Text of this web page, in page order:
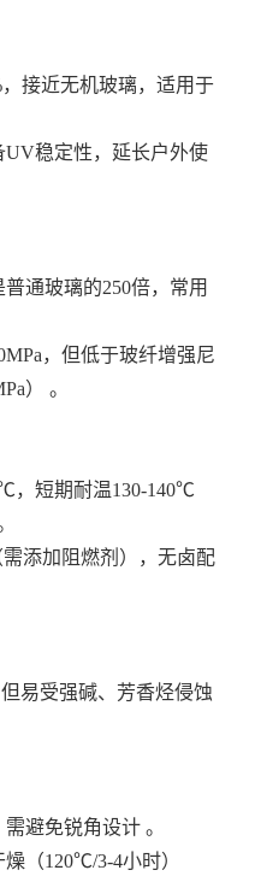
接近无机玻璃，适用于
稳定性，延长户外使
通玻璃的250倍，常用
，但低于玻纤增强尼
） 。
，短期耐温130-140℃
添加阻燃剂），无卤配
易受强碱、芳香烃侵蚀
避免锐角设计 。
（120℃/3-4小时）